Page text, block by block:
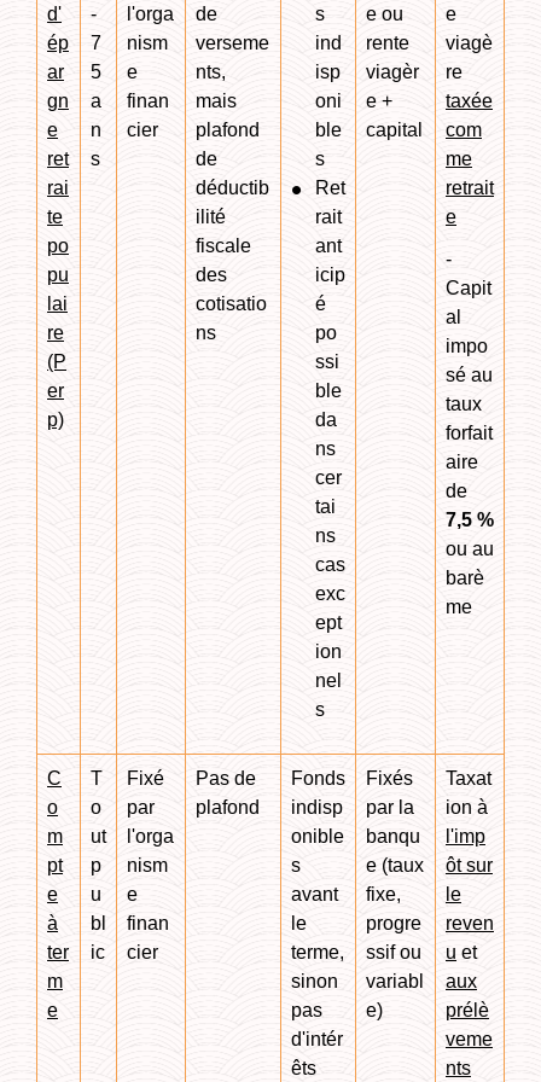
d'
ép
ar
gn
e
ret
rai
te
po
pu
lai
re
(P
er
p)
-
7
5
a
n
s
l'orga
nism
e
finan
cier
de
verseme
nts,
mais
plafond
de
déductib
ilité
fiscale
des
cotisatio
ns
s
ind
isp
oni
ble
s
Ret
rait
ant
icip
é
po
ssi
ble
da
ns
cer
tai
ns
cas
exc
ept
ion
nel
s
e ou
rente
viagèr
e +
capital
e
viagè
re
taxée
com
me
retrait
e
-
Capit
al
impo
sé au
taux
forfait
aire
de
7,5 %
ou au
barè
me
C
o
m
pt
e
à
ter
m
e
T
o
ut
p
u
bl
ic
Fixé
par
l'orga
nism
e
finan
cier
Pas de
plafond
Fonds
indisp
onible
s
avant
le
terme,
sinon
pas
d'intér
êts
Fixés
par la
banqu
e (taux
fixe,
progre
ssif ou
variabl
e)
Taxat
ion à
l'imp
ôt sur
le
reven
u et
aux
prélè
veme
nts